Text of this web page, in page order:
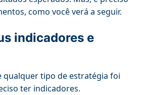
como você verá a seguir.
indicadores e
qualquer tipo de estratégia foi
ter indicadores.